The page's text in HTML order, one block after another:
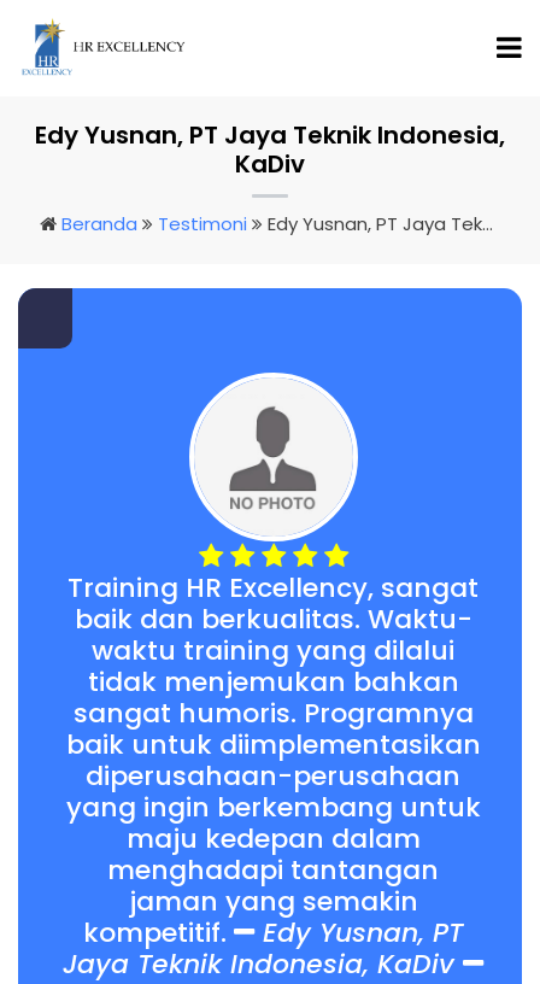
Edy Yusnan, PT Jaya Teknik Indonesia,
KaDiv
Beranda Testimoni Edy Yusnan, PT Jaya Teknik Indonesia, KaDiv
Training HR Excellency, sangat
baik dan berkualitas. Waktu-
waktu training yang dilalui
tidak menjemukan bahkan
sangat humoris. Programnya
baik untuk diimplementasikan
diperusahaan-perusahaan
yang ingin berkembang untuk
maju kedepan dalam
menghadapi tantangan
jaman yang semakin
kompetitif.
Edy Yusnan, PT
Jaya Teknik Indonesia, KaDiv